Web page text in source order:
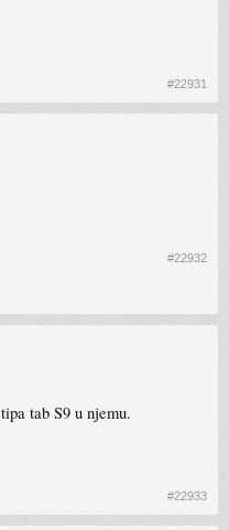
#22931
#22932
tab S9 u njemu.
#22933